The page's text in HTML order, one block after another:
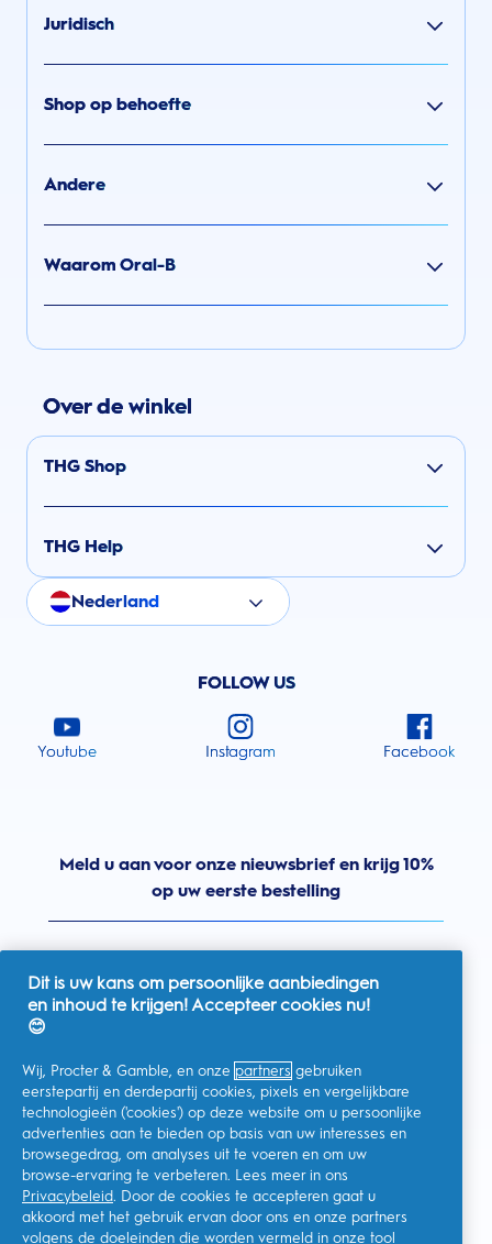
Juridisch
Shop op behoefte
Andere
Waarom Oral-B
Over de winkel
THG Shop
THG Help
Nederland
FOLLOW US
Youtube Instagram Facebook
Meld u aan voor onze nieuwsbrief en krijg 10%
op uw eerste bestelling
Ik geef toestemming voor het ontvangen van
gepersonaliseerde communicatie met betrekking tot
aanbiedingen, nieuws en andere promotionele initiatieven van
Oral-B en andere
P&G-merken
kan me op elk momentafmelden.
Procter & Gamble, als verwerkingsverantwoordelijke, zal uw
persoonlijke gegevens verwerken zodat u zich bij deze site kunt
registreren en de interactie kunt aangaan met de aangeboden
Dit is uw kans om persoonlijke aanbiedingen
en inhoud te krijgen! Accepteer cookies nu!
😊
Wij, Procter & Gamble, en onze partners gebruiken
eerstepartij en derdepartij cookies, pixels en vergelijkbare
technologieën ('cookies') op deze website om u persoonlijke
advertenties aan te bieden op basis van uw interesses en
browsegedrag, om analyses uit te voeren en om uw
browse-ervaring te verbeteren. Lees meer in ons
Privacybeleid. Door de cookies te accepteren gaat u
akkoord met het gebruik ervan door ons en onze partners
volgens de doeleinden die worden vermeld in onze tool